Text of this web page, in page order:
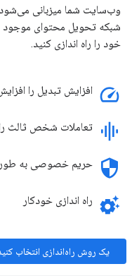
وب‌سایت شما میزبانی می‌شود،
خود را راه اندازی کنید.
speed افزایش تبدیل را
graphic_eq تعاملات شخص ثالث را
security حریم خصوصی به
راه اندازی خودکار
یک روش راه‌اندازی انتخاب